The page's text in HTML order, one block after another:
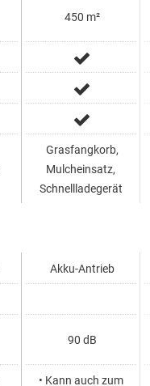
450 m²
Grasfangkorb,
Mulcheinsatz,
Schnellladegerät
Akku-Antrieb
90 dB
• Kann auch zum